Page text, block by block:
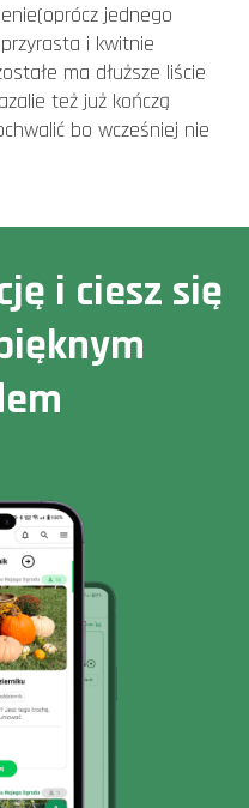
jednego
i kwitnie
ma dłuższe liście
też już kończą
bo wcześniej nie
i ciesz się